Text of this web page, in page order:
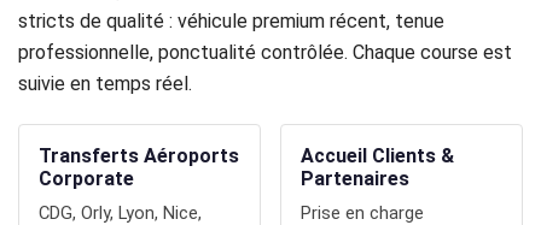
chauffeur
Transferts
Aéroports
Solutions
stricts de qualité : véhicule premium récent, tenue
professionnelle, ponctualité contrôlée. Chaque course est
suivie en temps réel.
Transferts Aéroports
Corporate
CDG, Orly, Lyon, Nice,
Accueil Clients &
Partenaires
Prise en charge